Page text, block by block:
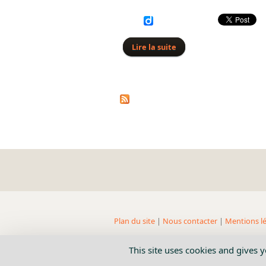
Lire la suite de Bertin Blondel
Plan du site | Nous contacter | Mentions
This site uses cookies and gives